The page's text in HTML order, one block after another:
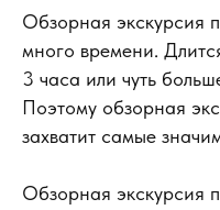
Обзорная экскурсия
много времени.
3 часа или чуть
Поэтому обзорная
захватит самые
Обзорная экскурсия